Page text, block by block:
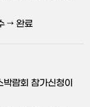
→ 완료
람회 참가신청이